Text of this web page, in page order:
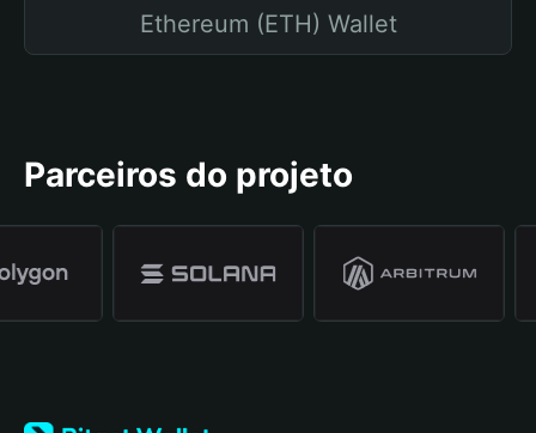
Ethereum (ETH) Wallet
Parceiros do projeto